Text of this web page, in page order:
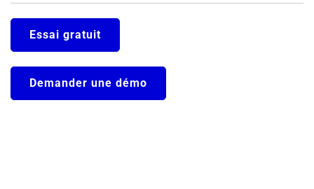
Essai gratuit
Demander une démo